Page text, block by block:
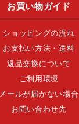
お買い物ガイド
ショッピングの流れ
お支払い方法・送料
返品交換について
ご利用環境
メールが届かない場合
お問い合わせ先